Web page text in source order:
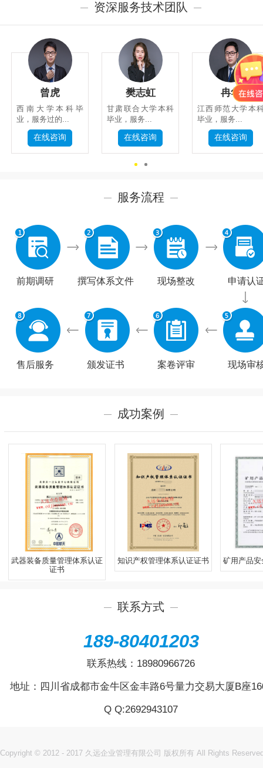
资深服务技术团队
曾虎
西南大学本科毕
业，服务过的...
在线咨询
樊志虹
甘肃联合大学本科
毕业，服务...
在线咨询
冉华
江西师范大学本
毕业，服务...
在线咨询
服务流程
前期调研 撰写体系文件 现场整改 申请认
售后服务 颁发证书 案卷评审 现场审
成功案例
武器装备质量管理体系认证
证书
知识产权管理体系认证证书 矿用产品
联系方式
189-80401203
联系热线： 18980966726
地址：四川省成都市金牛区金丰路6号量力交易大厦B座
Q Q:2692943107
Copyright © 2012 - 2017 久远企业管理有限公司 版权所有 All Rights